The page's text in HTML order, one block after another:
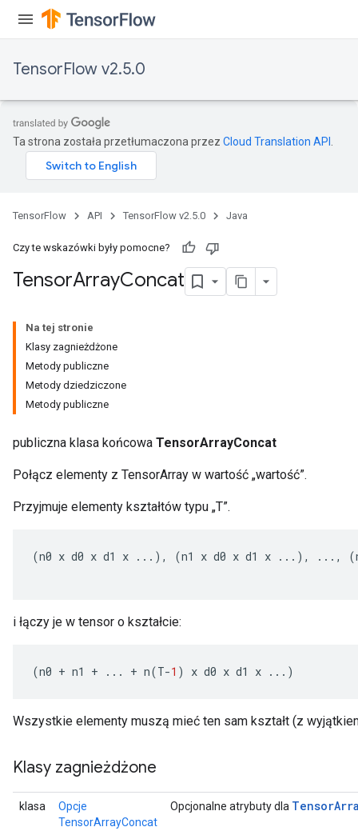
TensorFlow v2.5.0
Ta strona została przetłumaczona przez Cloud Translation API
TensorFlow API TensorFlow v2.5.0 Java
Czy te wskazówki były pomocne?
TensorArrayConcat
Na tej stronie
Klasy zagnieżdżone
Metody publiczne
Metody dziedziczone
Metody publiczne
publiczna klasa końcowa TensorArrayConcat
Połącz elementy z TensorArray w wartość „wartość”.
Przyjmuje elementy kształtów typu „T”.
(n0 x d0 x d1 x ...), (n1 x d0 x d1 x ...), ..., (
i łączy je w tensor o kształcie:
(n0 + n1 + ... + n(T-1 ) x d0 x d1 x ...)
Wszystkie elementy muszą mieć ten sam kształt (z
Klasy zagnieżdżone
klasa
Opcje
TensorArrayConcat
Opcjonalne atrybuty dla Tensor